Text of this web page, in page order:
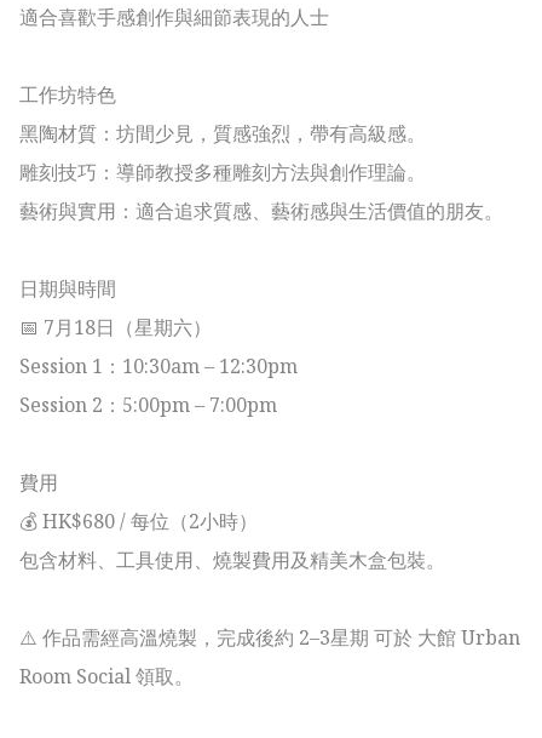
適合喜歡手感創作與細節表現的人士
工作坊特色
黑陶材質：坊間少見，質感強烈，帶有高級感。
雕刻技巧：導師教授多種雕刻方法與創作理論。
藝術與實用：適合追求質感、藝術感與生活價值的朋友。
日期與時間
📅 7月18日（星期六）
Session 1：10:30am – 12:30pm
Session 2：5:00pm – 7:00pm
費用
💰 HK$680 / 每位（2小時）
包含材料、工具使用、燒製費用及精美木盒包裝。
⚠️ 作品需經高溫燒製，完成後約 2–3星期 可於 大館 Urban
Room Social 領取。